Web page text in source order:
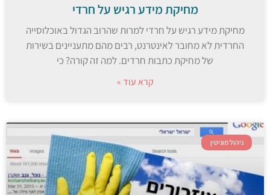
מחיקת מידע רגיש על חרדי
מחיקת מידע רגיש על חרדי למרות שהרוב הגדול באוכלוסייה
החרדית לא מחובר לאינטרנט, רבים מהם מתעניינים בשירות
של מחיקת כתבות חרדים. למה זה קורה? כי
קרא עוד »
ניהול מוניטין